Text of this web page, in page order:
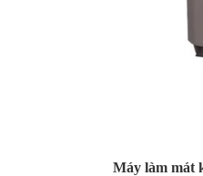
Máy làm mát